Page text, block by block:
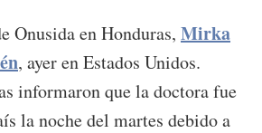
Onusida en Honduras, Mirka
, ayer en Estados Unidos.
informaron que la doctora fue
la noche del martes debido a